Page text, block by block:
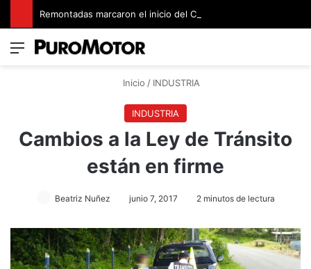
Menú
Inicio / INDUSTRIA
INDUSTRIA
Cambios a la Ley de Tránsito
están en firme
Beatriz Nuñez junio 7, 2017 2 minutos de lectura